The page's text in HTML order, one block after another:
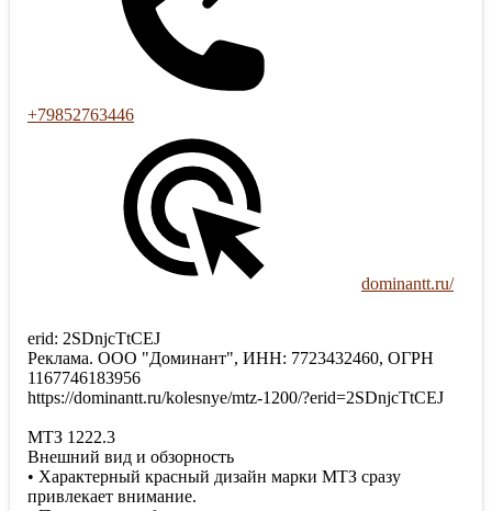
+79852763446
dominantt.ru/
erid: 2SDnjcTtCEJ
Реклама. ООО "Доминант", ИНН: 7723432460, ОГРН
1167746183956
https://dominantt.ru/kolesnye/mtz-1200/?erid=2SDnjcTtCEJ
МТЗ 1222.3
Внешний вид и обзорность
• Характерный красный дизайн марки МТЗ сразу
привлекает внимание.